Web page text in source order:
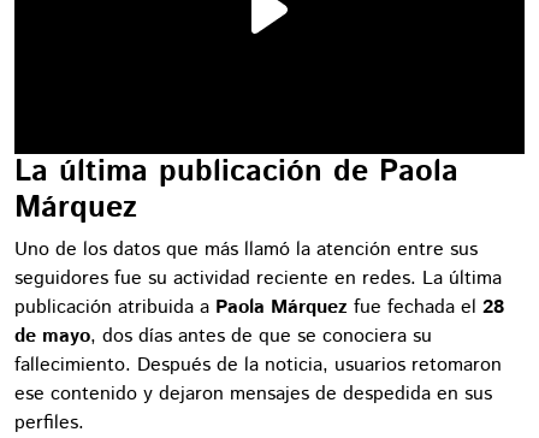
La última publicación de Paola
Márquez
Uno de los datos que más llamó la atención entre sus
seguidores fue su actividad reciente en redes. La última
publicación atribuida a Paola Márquez fue fechada el 28
de mayo, dos días antes de que se conociera su
fallecimiento. Después de la noticia, usuarios retomaron
ese contenido y dejaron mensajes de despedida en sus
perfiles.